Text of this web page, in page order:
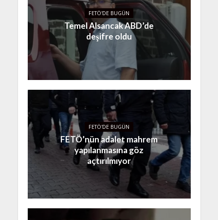
FETÖ'DE BUGÜN
Temel Alsancak ABD’de
deşifre oldu
FETÖ'DE BUGÜN
FETÖ’nün adalet mahrem
yapılanmasına göz
açtırılmıyor